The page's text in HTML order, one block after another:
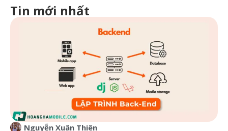
Tin mới nhất
Nguyễn Xuân Thiên